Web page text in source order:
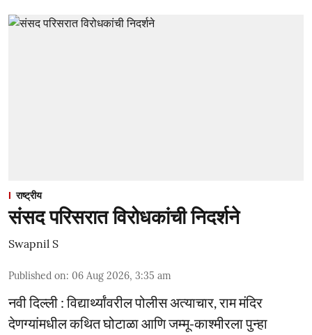
राष्ट्रीय
संसद परिसरात विरोधकांची निदर्शने
Swapnil S
Published on: 06 Aug 2026, 3:35 am
नवी दिल्ली : विद्यार्थ्यांवरील पोलीस अत्याचार, राम मंदिर
देणग्यांमधील कथित घोटाळा आणि जम्मू-काश्मीरला पुन्हा